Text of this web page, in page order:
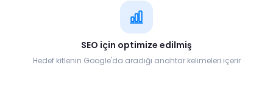
SEO için optimize edilmiş
Hedef kitlenin Google'da aradığı anahtar kelimeleri içerir